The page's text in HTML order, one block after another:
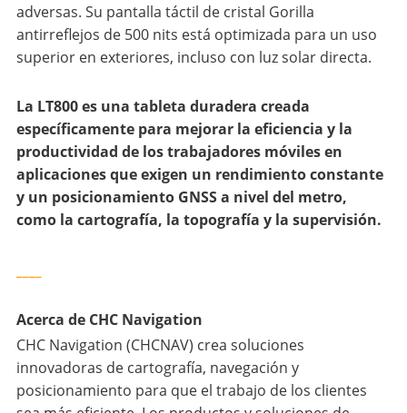
adversas. Su pantalla táctil de cristal Gorilla
antirreflejos de 500 nits está optimizada para un uso
superior en exteriores, incluso con luz solar directa.
La LT800 es una tableta duradera creada
específicamente para mejorar la eficiencia y la
productividad de los trabajadores móviles en
aplicaciones que exigen un rendimiento constante
y un posicionamiento GNSS a nivel del metro,
como la cartografía, la topografía y la supervisión.
Acerca de CHC Navigation
CHC Navigation (CHCNAV) crea soluciones
innovadoras de cartografía, navegación y
posicionamiento para que el trabajo de los clientes